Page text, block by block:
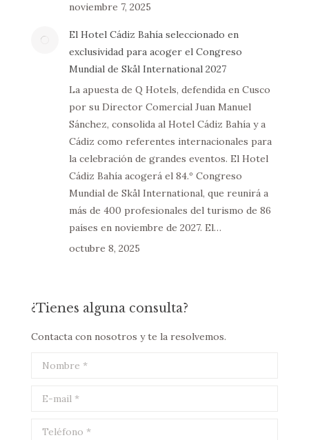
noviembre 7, 2025
El Hotel Cádiz Bahía seleccionado en
exclusividad para acoger el Congreso
Mundial de Skål International 2027
La apuesta de Q Hotels, defendida en Cusco
por su Director Comercial Juan Manuel
Sánchez, consolida al Hotel Cádiz Bahía y a
Cádiz como referentes internacionales para
la celebración de grandes eventos. El Hotel
Cádiz Bahía acogerá el 84.º Congreso
Mundial de Skål International, que reunirá a
más de 400 profesionales del turismo de 86
países en noviembre de 2027. El…
octubre 8, 2025
¿Tienes alguna consulta?
Contacta con nosotros y te la resolvemos.
Nombre *
E-mail *
Teléfono *